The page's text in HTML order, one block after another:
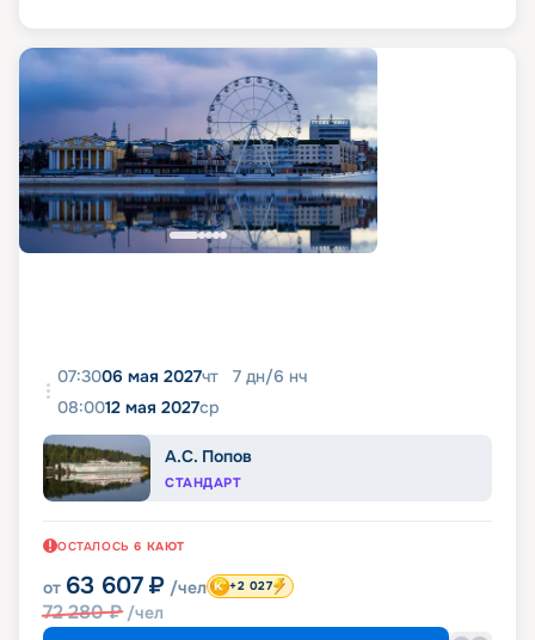
07:3006 мая 2027чт 7 дн/6 нч
08:0012 мая 2027ср
А.С. Попов
СТАНДАРТ
ОСТАЛОСЬ 6 КАЮТ
от 63 607 ₽ /чел
72 280₽ /чел
+2 027